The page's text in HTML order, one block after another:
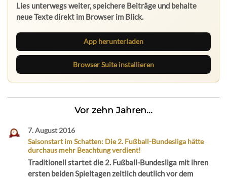
Lies unterwegs weiter, speichere Beiträge und behalte
neue Texte direkt im Browser im Blick.
App herunterladen
Browser Suite installieren
Vor zehn Jahren...
7. August 2016
Saisonstart im Schatten: Die 2. Fußball-Bundesliga hätte
durchaus mehr Beachtung verdient!
Traditionell startet die 2. Fußball-Bundesliga mit ihren
ersten beiden Spieltagen zeitlich deutlich vor dem